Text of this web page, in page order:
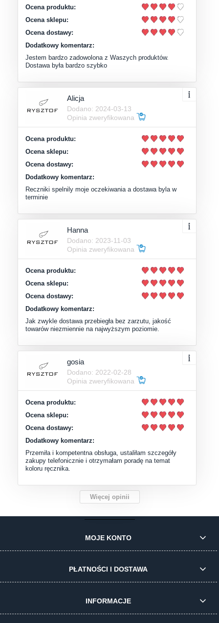
Ocena produktu:
Ocena sklepu:
Ocena dostawy:
Dodatkowy komentarz:
Jestem bardzo zadowolona z Waszych produktów.
Dostawa była bardzo szybko
Alicja
Dodano: 2024-03-13
Opinia zweryfikowana
Ocena produktu:
Ocena sklepu:
Ocena dostawy:
Dodatkowy komentarz:
Reczniki spelnily moje oczekiwania a dostawa byla w
terminie
Hanna
Dodano: 2023-11-03
Opinia zweryfikowana
Ocena produktu:
Ocena sklepu:
Ocena dostawy:
Dodatkowy komentarz:
Jak zwykle dostawa przebiegła bez zarzutu, jakość
towarów niezmiennie na najwyższym poziomie.
gosia
Dodano: 2022-02-28
Opinia zweryfikowana
Ocena produktu:
Ocena sklepu:
Ocena dostawy:
Dodatkowy komentarz:
Przemiła i kompetentna obsługa, ustaliłam szczegóły
zakupy telefonicznie i otrzymałam poradę na temat
koloru ręcznika.
Więcej opinii
MOJE KONTO
PŁATNOŚCI I DOSTAWA
INFORMACJE